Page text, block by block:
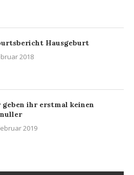
Hausgeburt
2018
geben ihr erstmal keinen
2019